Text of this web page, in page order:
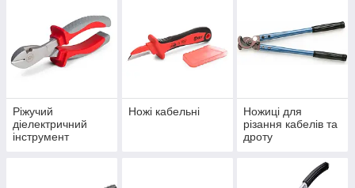
Ріжучий
діелектричний
інструмент
Ножі кабельні
Ножиці для
різання кабелів та
дроту